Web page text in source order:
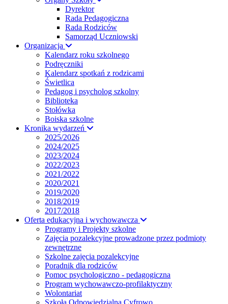
Dyrektor
Rada Pedagogiczna
Rada Rodziców
Samorząd Uczniowski
Organizacja
Kalendarz roku szkolnego
Podręczniki
Kalendarz spotkań z rodzicami
Świetlica
Pedagog i psycholog szkolny
Biblioteka
Stołówka
Boiska szkolne
Kronika wydarzeń
2025/2026
2024/2025
2023/2024
2022/2023
2021/2022
2020/2021
2019/2020
2018/2019
2017/2018
Oferta edukacyjna i wychowawcza
Programy i Projekty szkolne
Zajęcia pozalekcyjne prowadzone przez podmioty
zewnętrzne
Szkolne zajęcia pozalekcyjne
Poradnik dla rodziców
Pomoc psychologiczno - pedagogiczna
Program wychowawczo-profilaktyczny
Wolontariat
Szkoła Odpowiedzialna Cyfrowo